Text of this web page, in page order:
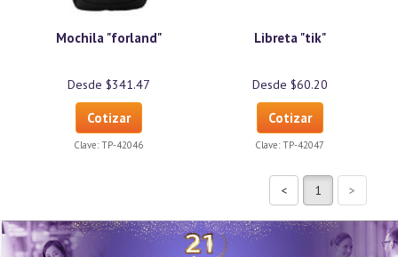
Mochila "forland"
Desde $341.47
Cotizar
Clave: TP-42046
Libreta "tik"
Desde $60.20
Cotizar
Clave: TP-42047